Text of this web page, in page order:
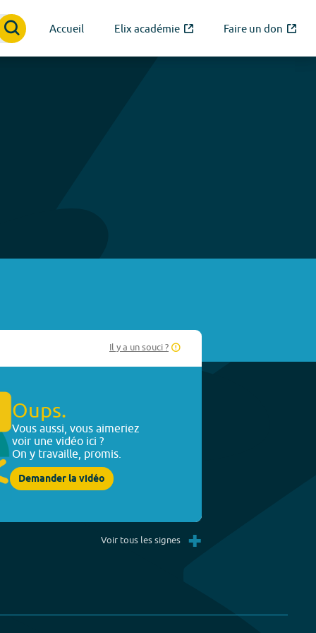
Accueil Elix académie Faire un don
Il y a un souci ?
Oups.
Vous aussi, vous aimeriez
voir une vidéo ici ?
On y travaille, promis.
Demander la vidéo
Voir tous les signes +